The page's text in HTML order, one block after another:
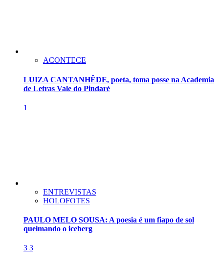
ACONTECE
LUIZA CANTANHÊDE, poeta, toma posse na Academia
de Letras Vale do Pindaré
1
ENTREVISTAS
HOLOFOTES
PAULO MELO SOUSA: A poesia é um fiapo de sol
queimando o iceberg
3 3